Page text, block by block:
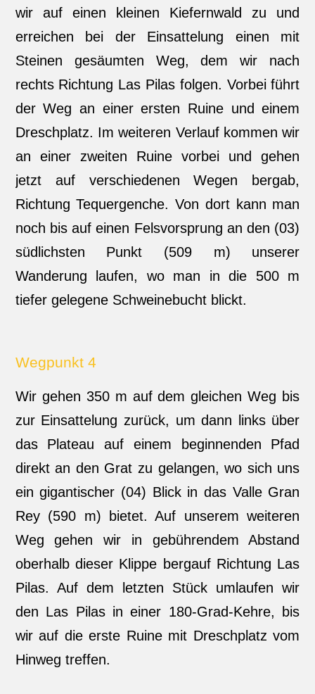
wir auf einen kleinen Kiefernwald zu und
erreichen bei der Einsattelung einen mit
Steinen gesäumten Weg, dem wir nach
rechts Richtung Las Pilas folgen. Vorbei führt
der Weg an einer ersten Ruine und einem
Dreschplatz. Im weiteren Verlauf kommen wir
an einer zweiten Ruine vorbei und gehen
jetzt auf verschiedenen Wegen bergab,
Richtung Tequergenche. Von dort kann man
noch bis auf einen Felsvorsprung an den (03)
südlichsten Punkt (509 m) unserer
Wanderung laufen, wo man in die 500 m
tiefer gelegene Schweinebucht blickt.
Wegpunkt 4
Wir gehen 350 m auf dem gleichen Weg bis
zur Einsattelung zurück, um dann links über
das Plateau auf einem beginnenden Pfad
direkt an den Grat zu gelangen, wo sich uns
ein gigantischer (04) Blick in das Valle Gran
Rey (590 m) bietet. Auf unserem weiteren
Weg gehen wir in gebührendem Abstand
oberhalb dieser Klippe bergauf Richtung Las
Pilas. Auf dem letzten Stück umlaufen wir
den Las Pilas in einer 180-Grad-Kehre, bis
wir auf die erste Ruine mit Dreschplatz vom
Hinweg treffen.